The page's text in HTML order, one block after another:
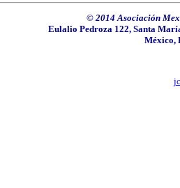
© 2014 Asociación
Eulalio Pedroza 122, Santa
México,